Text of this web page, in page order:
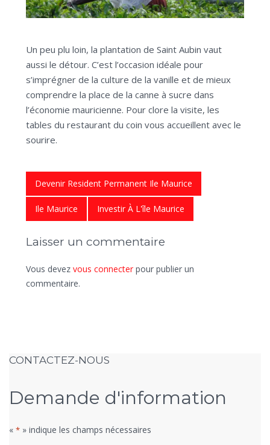
Un peu plu loin, la plantation de Saint Aubin vaut
aussi le détour. C’est l’occasion idéale pour
s’imprégner de la culture de la vanille et de mieux
comprendre la place de la canne à sucre dans
l’économie mauricienne. Pour clore la visite, les
tables du restaurant du coin vous accueillent avec le
sourire.
Devenir Resident Permanent Ile Maurice
Ile Maurice Investir À L'île Maurice
Laisser un commentaire
Vous devez vous connecter pour publier un
commentaire.
CONTACTEZ-NOUS
Demande d'information
« * » indique les champs nécessaires